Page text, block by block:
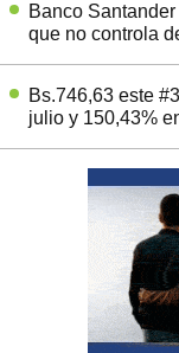
Banco
que no controla
Bs.746,63 este
julio y 150,43%